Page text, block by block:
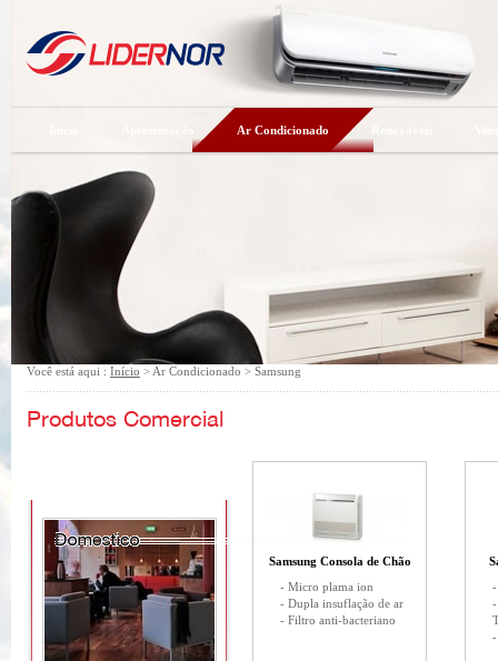
Ar Condicionado
Você está aqui : Início > Ar Condicionado > Samsung
Samsung Consola de Chão
- Micro plama ion
- Dupla insuflação de ar
- Filtro anti-bacteriano
-
-
-